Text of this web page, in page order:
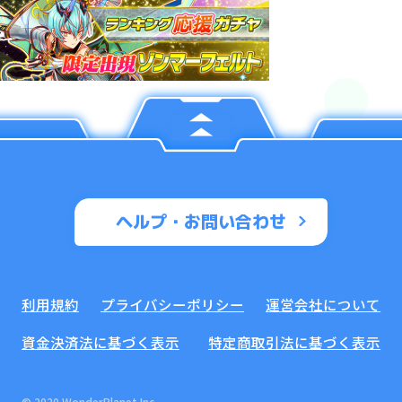
ヘルプ・お問い合わせ
利用規約 プライバシーポリシー
運営会社について
資金決済法に基づく表示
特定商取引法に基づく表示